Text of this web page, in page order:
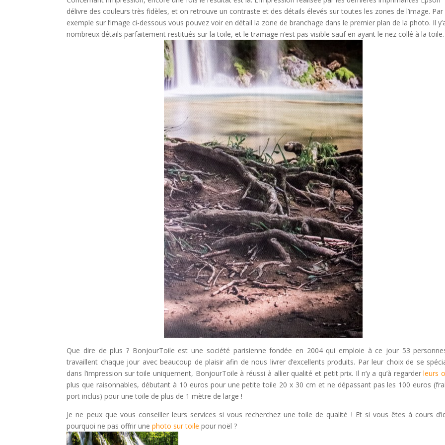
délivre des couleurs très fidèles, et on retrouve un contraste et des détails élevés sur toutes les zones de l’image. Par
exemple sur l’image ci-dessous vous pouvez voir en détail la zone de branchage dans le premier plan de la photo. Il
nombreux détails parfaitement restitués sur la toile, et le tramage n’est pas visible sauf en ayant le nez collé à la toile.
Que dire de plus ? BonjourToile est une société parisienne fondée en 2004 qui emploie à ce jour 53
travaillent chaque jour avec beaucoup de plaisir afin de nous livrer d’excellents produits. Par leur choix de se
dans l’impression sur toile uniquement, BonjourToile à réussi à allier qualité et petit prix. Il n’y a qu’à regarderleurs
plus que raisonnables, débutant à 10 euros pour une petite toile 20 x 30 cm et ne dépassant pas les 100 euros
port inclus) pour une toile de plus de 1 mètre de large !
Je ne peux que vous conseiller leurs services si vous recherchez une toile de qualité ! Et si vous êtes à cours
pourquoi ne pas offrir unephoto sur toile pour noël ?